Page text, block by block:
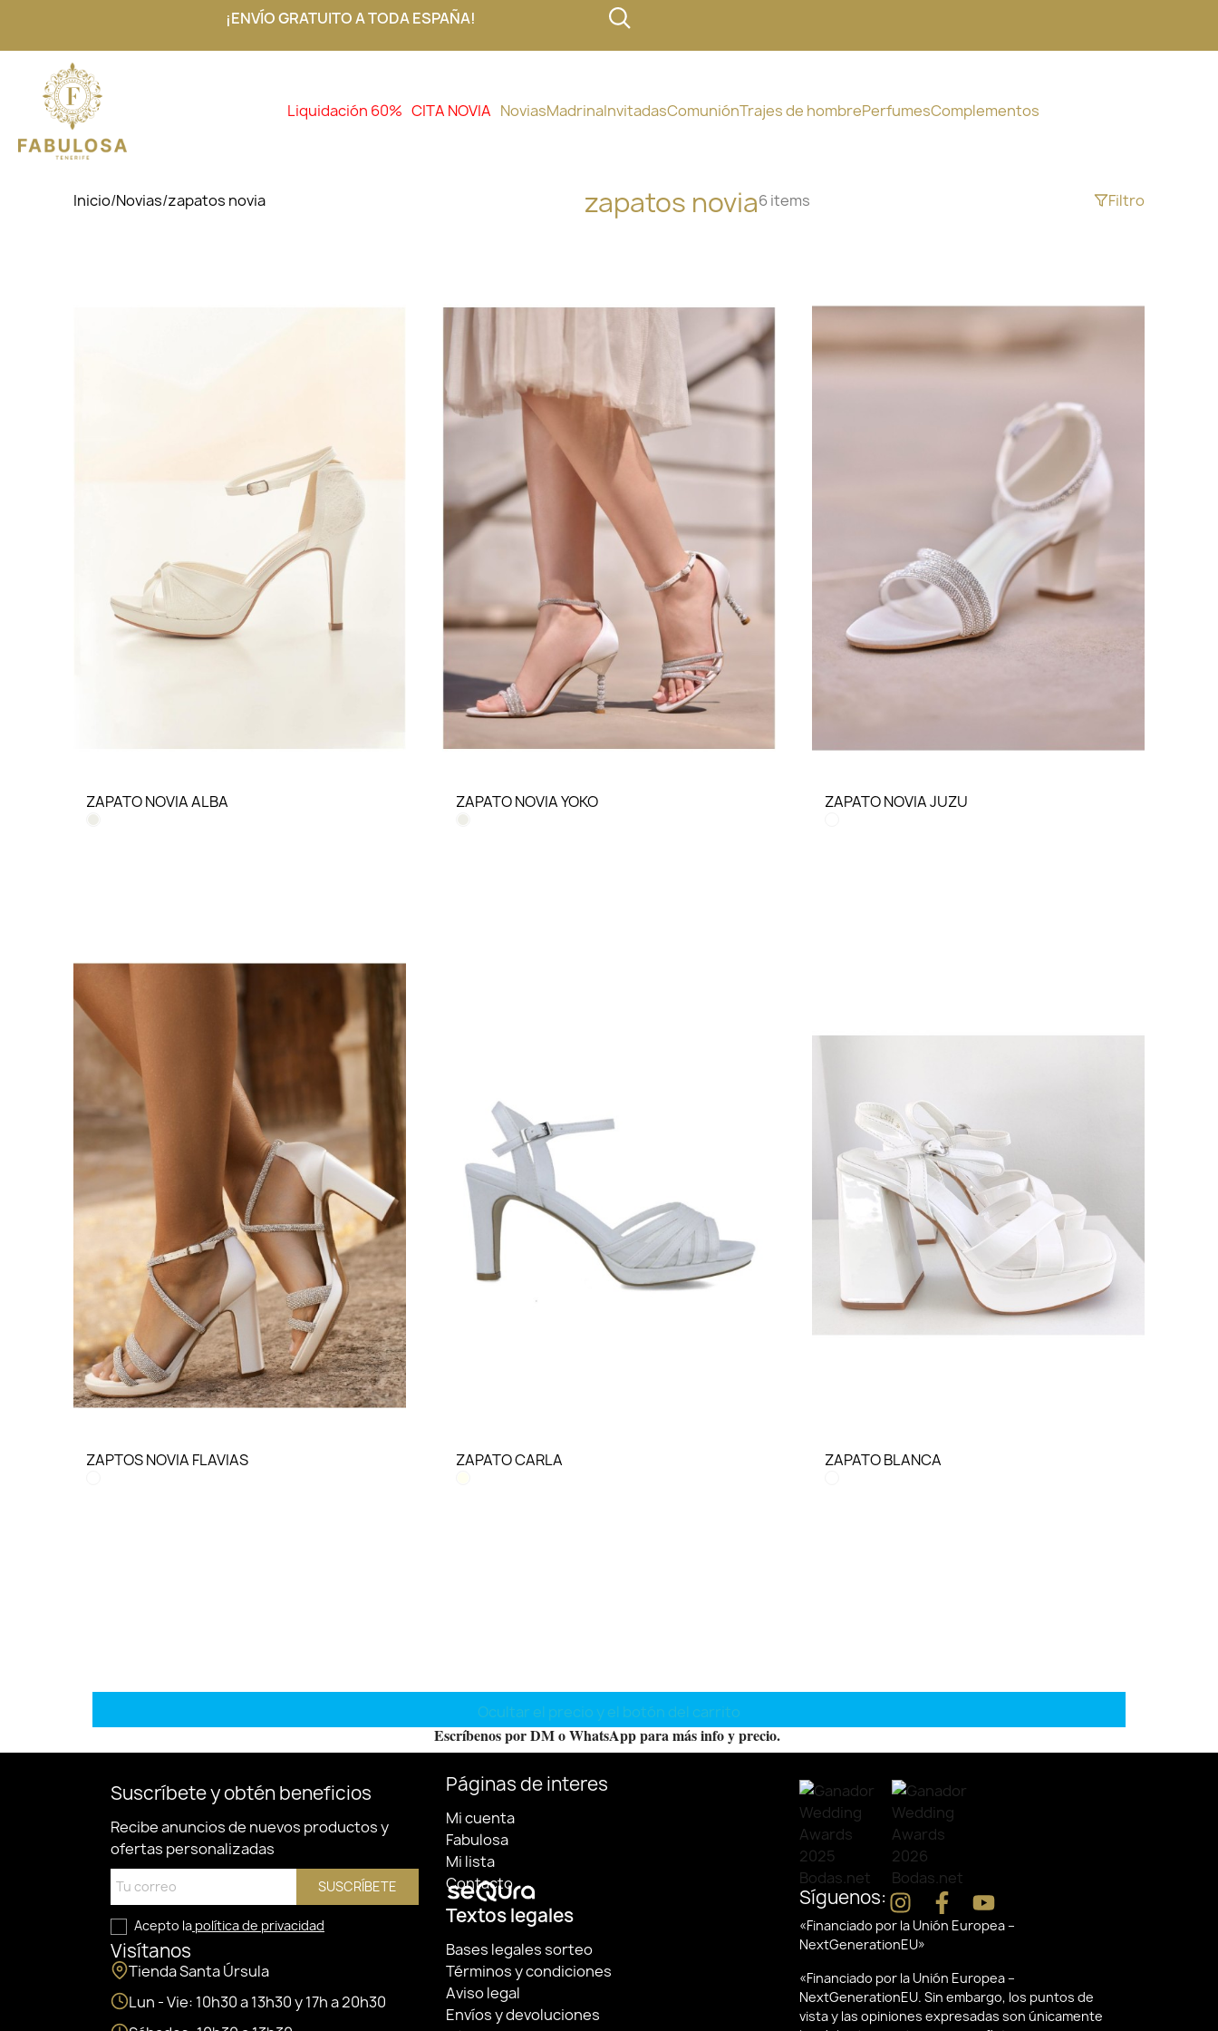
¡ENVÍO GRATUITO A TODA ESPAÑA!
Liquidación 60% CITA NOVIA NoviasMadrinaInvitadasComuniónTrajes de hombrePerfumesComplementos
Inicio/Novias/zapatos novia zapatos novia6 items Filtro
LO QUIERO VER
ZAPATO NOVIA ALBA
LO QUIERO VER
ZAPATO NOVIA YOKO ZAPATO NOVIA JUZU
ZAPTOS NOVIA FLAVIAS ZAPATO CARLA ZAPATO BLANCA
Ocultar el precio y el botón del carrito
Escríbenos por DM o WhatsApp para más info y precio.
Suscríbete y obtén beneficios
Recibe anuncios de nuevos productos y
ofertas personalizadas
SUSCRÍBETE
Acepto la política de privacidad
Visítanos
Tienda Santa Úrsula
Lun - Vie: 10h30 a 13h30 y 17h a 20h30
Páginas de interes
Mi cuenta
Fabulosa
Mi lista
Contacto
Textos legales
Bases legales sorteo
Términos y condiciones
Aviso legal
Envíos y devoluciones
Síguenos:
«Financiado por la Unión Europea –
NextGenerationEU»
«Financiado por la Unión Europea –
NextGenerationEU. Sin embargo, los puntos de
vista y las opiniones expresadas son únicamente